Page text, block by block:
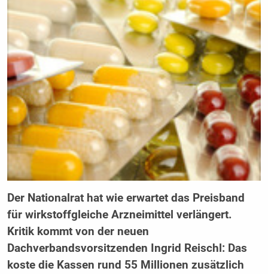
Der Nationalrat hat wie erwartet das Preisband
für wirkstoffgleiche Arzneimittel verlängert.
Kritik kommt von der neuen
Dachverbandsvorsitzenden Ingrid Reischl: Das
koste die Kassen rund 55 Millionen zusätzlich